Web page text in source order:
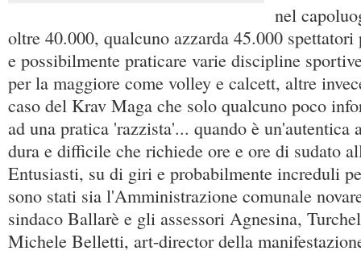
nel
oltre 40.000, qualcuno azzarda 45.000
e possibilmente praticare varie discipline
per la maggiore come volley e calcett, altre
caso del Krav Maga che solo qualcuno poco
ad una pratica 'razzista'... quando è un'autentica
dura e difficile che richiede ore e ore di sudato
Entusiasti, su di giri e probabilmente increduli
sono stati sia l'Amministrazione comunale
sindaco Ballarè e gli assessori Agnesina,
Michele Belletti, art-director della